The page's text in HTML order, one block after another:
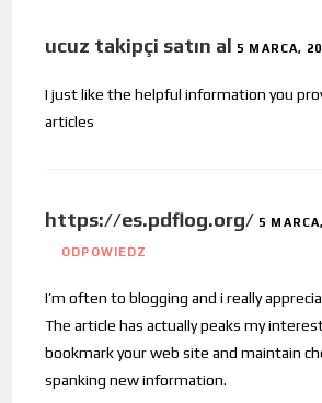
ucuz takipçi satın al 5 MARCA,
I just like the helpful information you
articles
https://es.pdflog.org/ 5
ODPOWIEDZ
I’m often to blogging and i really
The article has actually peaks my
bookmark your web site and maintain
spanking new information.